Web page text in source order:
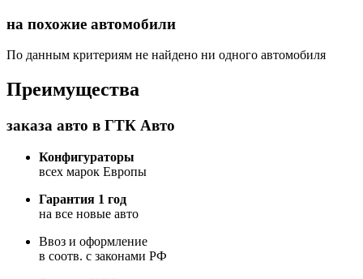
на похожие автомобили
По данным критериям не найдено ни одного автомобиля
Преимущества
заказа авто в ГТК Авто
Конфигураторы
всех марок Европы
Гарантия 1 год
на все новые авто
Ввоз и оформление
в соотв. с законами РФ